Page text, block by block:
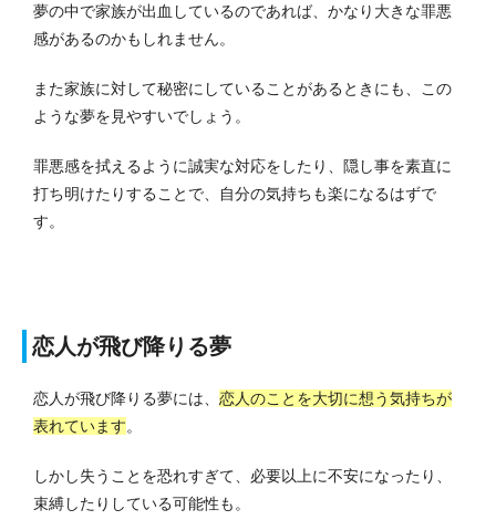
夢の中で家族が出血しているのであれば、かなり大きな罪悪
感があるのかもしれません。
また家族に対して秘密にしていることがあるときにも、この
ような夢を見やすいでしょう。
罪悪感を拭えるように誠実な対応をしたり、隠し事を素直に
打ち明けたりすることで、自分の気持ちも楽になるはずで
す。
恋人が飛び降りる夢
恋人が飛び降りる夢には、 恋人のことを大切に想う気持ちが
表れています。
しかし失うことを恐れすぎて、必要以上に不安になったり、
束縛したりしている可能性も。